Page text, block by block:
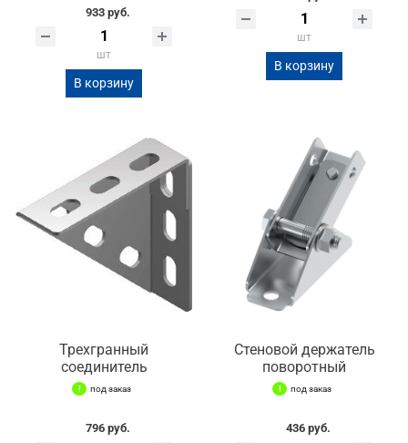
933 руб.
шт
В корзину
шт
В корзину
Трехгранный
соединитель
под заказ
796 руб.
Стеновой держатель
поворотный
под заказ
436 руб.